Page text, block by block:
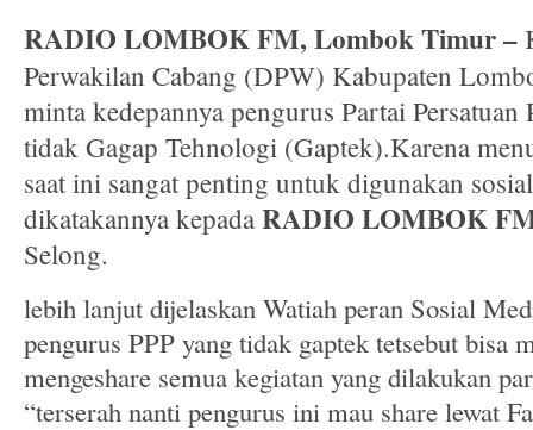
RADIO LOMBOK FM, Lombok Timur –
Perwakilan Cabang (DPW) Kabupaten
minta kedepannya pengurus Partai Persatuan
tidak Gagap Tehnologi (Gaptek).Karena
saat ini sangat penting untuk digunakan
dikatakannya kepada RADIO LOMBOK
Selong.
lebih lanjut dijelaskan Watiah peran Sosial
pengurus PPP yang tidak gaptek tetsebut bisa
mengeshare semua kegiatan yang dilakukan
“terserah nanti pengurus ini mau share lewat